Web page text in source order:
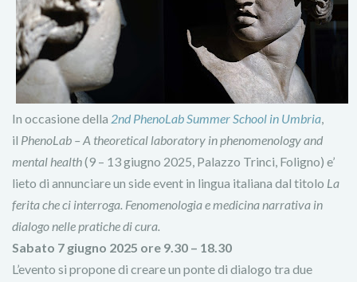
In occasione della 2nd PhenoLab Summer School in Umbria,
il PhenoLab – A theoretical laboratory in phenomenology and
mental health(9 – 13 giugno 2025, Palazzo Trinci, Foligno) e’
lieto di annunciare un side event in lingua italiana dal titolo La
ferita che ci interroga. Fenomenologia e medicina narrativa in
dialogo nelle pratiche di cura.
Sabato 7 giugno 2025 ore 9.30 – 18.30
L’evento si propone di creare un ponte di dialogo tra due